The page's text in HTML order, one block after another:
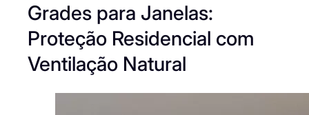
Grades para Janelas:
Proteção Residencial com
Ventilação Natural